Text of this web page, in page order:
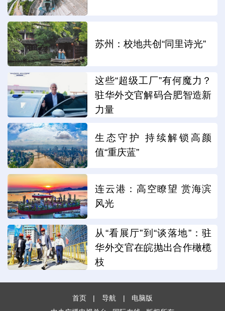
苏州：校地共创“同里诗光”
这些“超级工厂”有何魔力？
驻华外交官解码合肥智造新
力量
生态守护 持续解锁高颜
值“重庆蓝”
连云港：高空瞭望 赏海滨
风光
从“看展厅”到“谈落地”：驻
华外交官在皖抛出合作橄榄
枝
首页 | 导航 |
电脑版